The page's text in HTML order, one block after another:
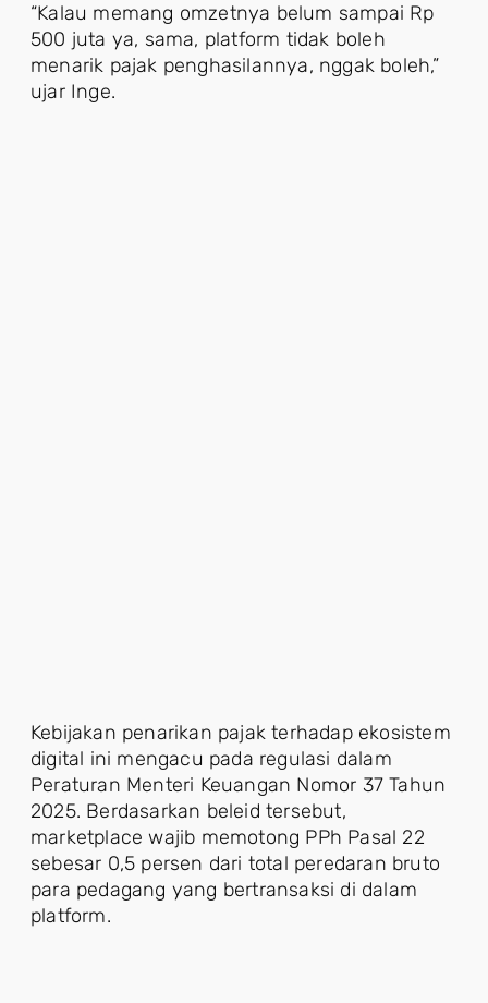
“Kalau memang omzetnya belum sampai Rp
500 juta ya, sama, platform tidak boleh
menarik pajak penghasilannya, nggak boleh,”
ujar Inge.
Kebijakan penarikan pajak terhadap ekosistem
digital ini mengacu pada regulasi dalam
Peraturan Menteri Keuangan Nomor 37 Tahun
2025. Berdasarkan beleid tersebut,
marketplace wajib memotong PPh Pasal 22
sebesar 0,5 persen dari total peredaran bruto
para pedagang yang bertransaksi di dalam
platform.